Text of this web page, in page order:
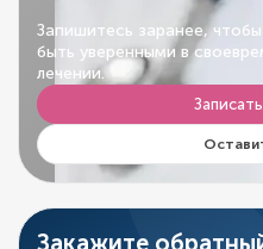
Запишитесь заранее,
быть уверенными в
лечении.